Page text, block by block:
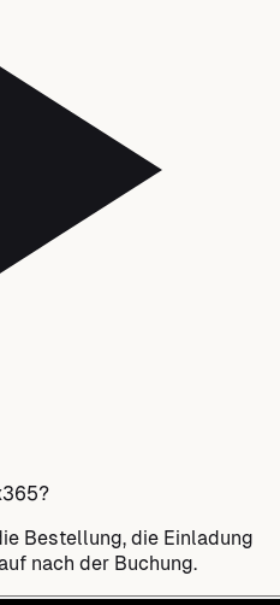
Bestellung, die Einladung
nach der Buchung.